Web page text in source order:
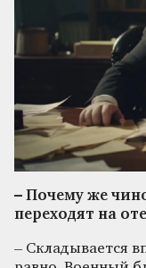
– Почему же
переходят на
– Складывается